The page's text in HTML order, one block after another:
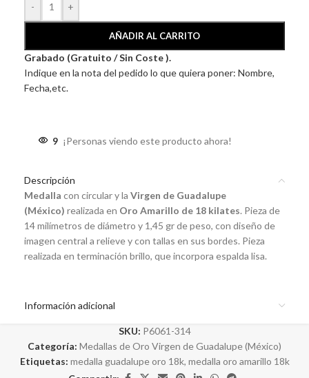
-
+
AÑADIR AL CARRITO
Grabado (Gratuito / Sin Coste ).
Indique en la nota del pedido lo que quiera poner: Nombre,
Fecha,etc.
9 ¡Personas viendo este producto ahora!
Descripción
Medalla con circular y la Virgen de Guadalupe
(México) realizada en Oro Amarillo de 18 kilates. Pieza de
14 milímetros de diámetro y 1,45 gr de peso, con diseño de
imagen central a relieve y con tallas en sus bordes. Pieza
realizada en terminación brillo, que incorpora espalda lisa.
Información adicional
SKU: P6061-314
Categoría: Medallas de Oro Virgen de Guadalupe (México)
Etiquetas: medalla guadalupe oro 18k, medalla oro amarillo 18k